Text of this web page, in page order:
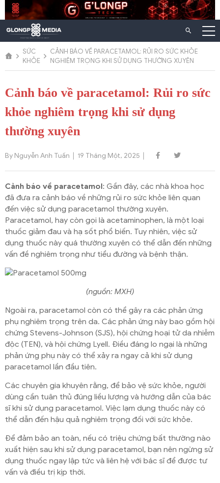
Chuyển
đến
dung
SỨC
KHỎE
CẢNH BÁO VỀ PARACETAMOL: RỦI RO SỨC KHỎE
NGHIÊM TRỌNG KHI SỬ DỤNG THƯỜNG XUYÊN
Cảnh báo về paracetamol: Rủi ro sức
khỏe nghiêm trọng khi sử dụng
thường xuyên
By Nguyễn Anh Tuấn 19 Tháng Một, 2025
Cảnh báo về paracetamol: Gần đây, các nhà khoa học
đã đưa ra cảnh báo về những rủi ro sức khỏe liên quan
đến việc sử dụng paracetamol thường xuyên.
Paracetamol, hay còn gọi là acetaminophen, là một loại
thuốc giảm đau và hạ sốt phổ biến. Tuy nhiên, việc sử
dụng thuốc này quá thường xuyên có thể dẫn đến những
vấn đề nghiêm trọng như tiểu đường và bệnh thận.
(nguồn: MXH)
Ngoài ra, paracetamol còn có thể gây ra các phản ứng
phụ nghiêm trọng trên da. Các phản ứng này bao gồm hội
chứng Stevens-Johnson (SJS), hội chứng hoại tử da nhiễm
độc (TEN), và hội chứng Lyell. Điều đáng lo ngại là những
phản ứng phụ này có thể xảy ra ngay cả khi sử dụng
paracetamol lần đầu tiên.
Các chuyên gia khuyên rằng, để bảo vệ sức khỏe, người
dùng cần tuân thủ đúng liều lượng và hướng dẫn của bác
sĩ khi sử dụng paracetamol. Việc lạm dụng thuốc này có
thể dẫn đến hậu quả nghiêm trọng đối với sức khỏe.
Để đảm bảo an toàn, nếu có triệu chứng bất thường nào
xuất hiện sau khi sử dụng paracetamol, bạn nên ngừng sử
dụng thuốc ngay lập tức và liên hệ với bác sĩ để được tư
vấn và điều trị kịp thời.